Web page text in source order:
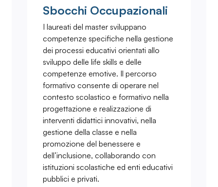
Sbocchi Occupazionali
I laureati del master sviluppano
competenze specifiche nella gestione
dei processi educativi orientati allo
sviluppo delle life skills e delle
competenze emotive. Il percorso
formativo consente di operare nel
contesto scolastico e formativo nella
progettazione e realizzazione di
interventi didattici innovativi, nella
gestione della classe e nella
promozione del benessere e
dell’inclusione, collaborando con
istituzioni scolastiche ed enti educativi
pubblici e privati.